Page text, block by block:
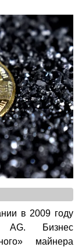
в 2009 году
Бизнес
майнера